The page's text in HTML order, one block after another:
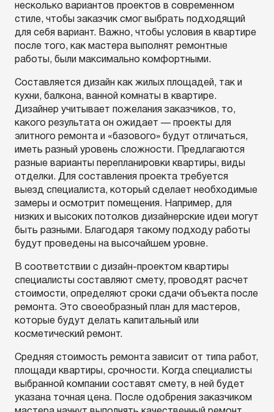
несколько вариантов проектов в современном
стиле, чтобы заказчик смог выбрать подходящий
для себя вариант. Важно, чтобы условия в квартире
после того, как мастера выполнят ремонтные
работы, были максимально комфортными.
Составляется дизайн как жилых площадей, так и
кухни, балкона, ванной комнаты в квартире.
Дизайнер учитывает пожелания заказчиков, то,
какого результата он ожидает — проекты для
элитного ремонта и «базового» будут отличаться,
иметь разный уровень сложности. Предлагаются
разные варианты перепланировки квартиры, виды
отделки. Для составления проекта требуется
выезд специалиста, который сделает необходимые
замеры и осмотрит помещения. Например, для
низких и высоких потолков дизайнерские идеи могут
быть разными. Благодаря такому подходу работы
будут проведены на высочайшем уровне.
В соответствии с дизайн-проектом квартиры
специалисты составляют смету, проводят расчет
стоимости, определяют сроки сдачи объекта после
ремонта. Это своеобразный план для мастеров,
которые будут делать капитальный или
косметический ремонт.
Средняя стоимость ремонта зависит от типа работ,
площади квартиры, срочности. Когда специалисты
выбранной компании составят смету, в ней будет
указана точная цена. После одобрения заказчиком